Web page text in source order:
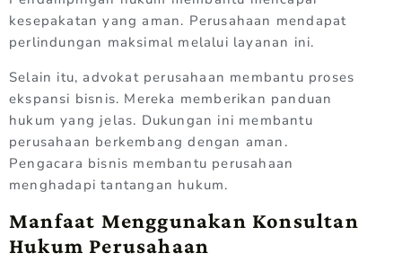
kesepakatan yang aman. Perusahaan mendapat
perlindungan maksimal melalui layanan ini.
Selain itu, advokat perusahaan membantu proses
ekspansi bisnis. Mereka memberikan panduan
hukum yang jelas. Dukungan ini membantu
perusahaan berkembang dengan aman.
Pengacara bisnis membantu perusahaan
menghadapi tantangan hukum.
Manfaat Menggunakan Konsultan
Hukum Perusahaan